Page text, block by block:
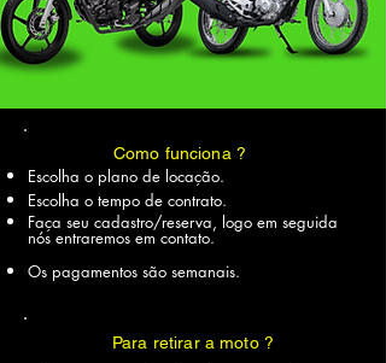
Como funciona ?
Escolha o plano de locação.
Escolha o tempo de contrato.
Faça seu cadastro/reserva, logo em seguida
nós entraremos em contato.
Os pagamentos são semanais.
Para retirar a moto ?